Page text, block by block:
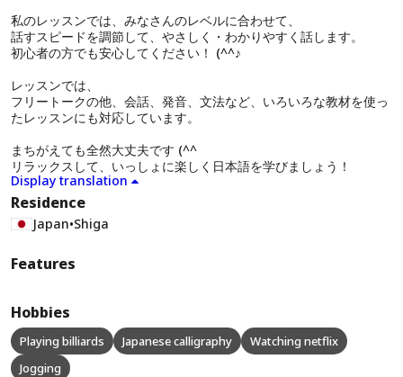
私のレッスンでは、みなさんのレベルに合わせて、
話すスピードを調節して、やさしく・わかりやすく話します。
初心者の方でも安心してください！ (^^♪
レッスンでは、
フリートークの他、会話、発音、文法など、いろいろな教材を使っ
たレッスンにも対応しています。
まちがえても全然大丈夫です (^^ゞ
リラックスして、いっしょに楽しく日本語を学びましょう！
Display translation
Residence
Japan•Shiga
Features
Hobbies
Playing billiards Japanese calligraphy
Watching netflix
Jogging